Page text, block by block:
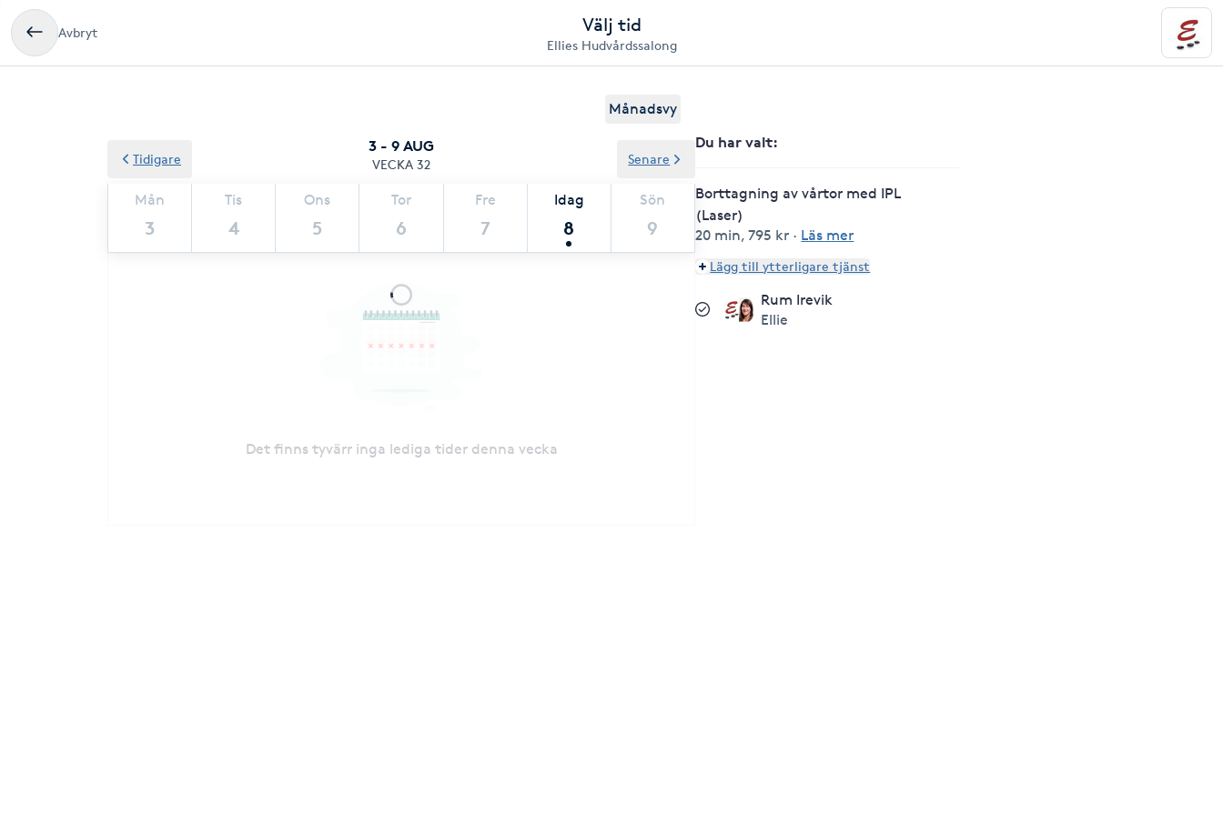
Avbryt Välj tid
Ellies Hudvårdssalong
Månadsvy
3 - 9 AUG
VECKA 32
Mån
3
Tis
4
Ons
5
Tor
6
Fre
7
Idag
8
Sön
9
Tidigare Senare
Det finns tyvärr inga lediga tider denna vecka
20 min,795 kr· Läs mer
Lägg till ytterligare tjänst
Rum Irevik